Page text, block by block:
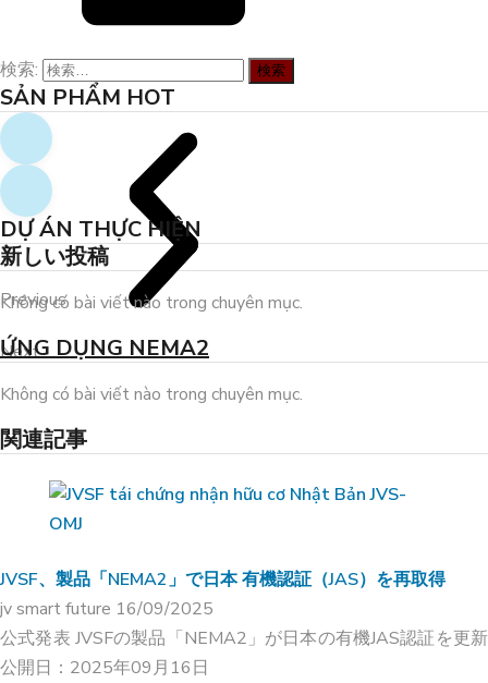
検索:
SẢN PHẨM HOT
Previous
Next
DỰ ÁN THỰC HIỆN
新しい投稿
Không có bài viết nào trong chuyên mục.
ỨNG DỤNG NEMA2
Không có bài viết nào trong chuyên mục.
関連記事
JVSF、製品「NEMA2」で日本 有機認証（JAS）を再取得
jv smart future 16/09/2025
公式発表 JVSFの製品「NEMA2」が日本の有機JAS認証を更新
公開日：2025年09月16日